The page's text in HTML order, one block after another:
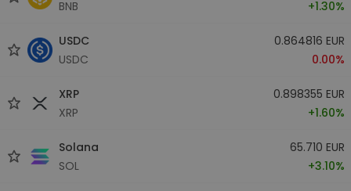
BNB
+1.30%
USDC
USDC
0.864816 EUR
0.00%
XRP
XRP
0.898355 EUR
+1.60%
Solana
SOL
65.710 EUR
+3.10%